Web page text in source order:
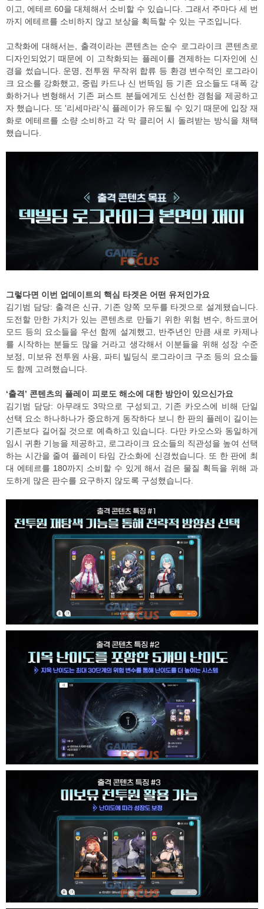
이고, 에테르 60을 대체해서 소비할 수 있습니다. 그래서 주마다 세 번
까지 에테르를 소비하지 않고 보상을 획득할 수 있는 구조입니다.
고착화에 대해서는, 출격이라는 콘텐츠는 순수 로그라이크 콘텐츠로
디자인되었기 때문에 이 고착화되는 플레이를 견제하는 디자인에 신
경을 썼습니다. 운명, 전투원 무작위 합류 등 환경 변수적인 로그라이
크 요소를 강화했고, 중립 카드나 신 번뜩임 등 기존 요소들도 대폭 강
화하거나 변형해서 기존 퍼스트 분들에게도 신선한 경험을 제공하고
자 했습니다. 또 '리세마라'식 플레이가 유도될 수 있기 때문에 입장 재
화로 에테르를 소량 소비하고 각 막 클리어 시 돌려받는 방식을 채택
했습니다.
그렇다면 이번 업데이트의 핵심 타겟은 어떤 유저인가요
김기범 담당: 출격은 신규, 기존 양쪽 모두를 타겟으로 설계됐습니다.
도전할 만한 가치가 있는 콘텐츠로 만들기 위한 위험 변수, 하드코어
모드 등의 요소들을 우선 함께 설계했고, 반주년인 만큼 새로 카제나
를 시작하는 분들도 많을 거라고 생각해서 이분들을 위해 성장 수준
보정, 미보유 전투원 사용, 파티 빌딩식 로그라이크 구조 등의 요소들
도 함께 고려했습니다.
‘출격’ 콘텐츠의 플레이 피로도 해소에 대한 방안이 있으신가요
김기범 담당: 아무래도 3막으로 구성되고, 기존 카오스에 비해 단일
선택 요소 하나하나가 중요하게 동작하다 보니 한 판의 플레이 길이는
기존보다 길어질 것으로 예측하고 있습니다. 다만 카오스와 동일하게
임시 귀환 기능을 제공하고, 로그라이크 요소들의 직관성을 높여 선택
하는 시간을 줄여 플레이 타임 간소화에 신경썼습니다. 또 한 판에 최
대 에테르를 180까지 소비할 수 있게 해서 검은 물질 획득을 위해 과
도하게 많은 판수를 요구하지 않도록 구성했습니다.